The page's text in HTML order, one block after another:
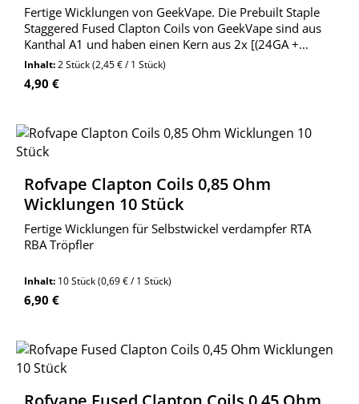
Fertige Wicklungen von GeekVape. Die Prebuilt Staple
Staggered Fused Clapton Coils von GeekVape sind aus
Kanthal A1 und haben einen Kern aus 2x [(24GA +
32GA)*2 / 32GA +20GA] und einen Mantel aus 34GA.
Inhalt:2 Stück(2,45 € / 1 Stück)
Regulärer Preis:
4,90 €
Rofvape Clapton Coils 0,85 Ohm
Wicklungen 10 Stück
Fertige Wicklungen für Selbstwickel verdampfer RTA
RBA Tröpfler
Inhalt: 10 Stück(0,69 € / 1 Stück)
Regulärer Preis:
6,90 €